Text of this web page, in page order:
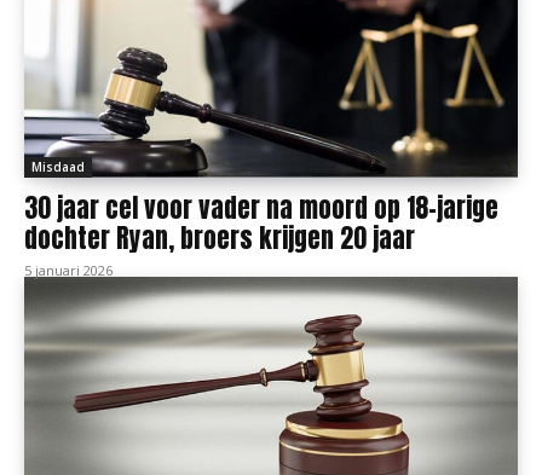
Misdaad
30 jaar cel voor vader na moord op 18-jarige
dochter Ryan, broers krijgen 20 jaar
5 januari 2026